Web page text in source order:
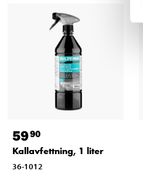
5990
Kallavfettning, 1 liter
36-1012